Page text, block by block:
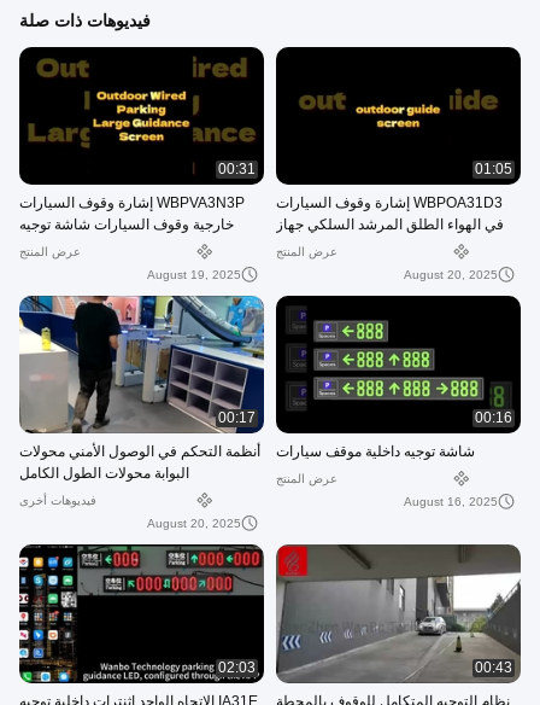
فيديوهات ذات صلة
01:05
WBPOA31D3 إشارة وقوف السيارات
في الهواء الطلق المرشد السلكي جهاز
تشغيل الشاشة دعامة IP65عرض المنتج
August 20, 2025
00:31
WBPVA3N3P إشارة وقوف السيارات
خارجية وقوف السيارات شاشة توجيه
عرض المنتج
August 19, 2025
00:16
شاشة توجيه داخلية موقف سيارات
عرض المنتج
August 16, 2025
00:17
أنظمة التحكم في الوصول الأمني محولات
البوابة محولات الطول الكامل
فيديوهات أخرى
August 20, 2025
00:43
نظام التوجيه المتكامل للوقوف بالمحطة
02:03
IA31E الاتجاه الواحد إثنترات داخلية توجيه